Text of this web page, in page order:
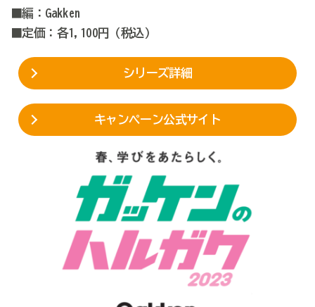
■編：Gakken
■定価：各1,100円（税込）
シリーズ詳細
キャンペーン公式サイト